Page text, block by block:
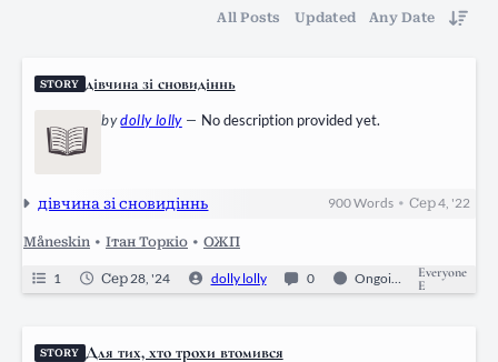
All Posts Updated Any Date
STORY дівчина зі сновидіннь
bydolly lolly— No description provided yet.
дівчина зі сновидіннь 900Words •Сер 4, '22
Måneskin • Ітан Торкіо • ОЖП
1 Сер 28, '24 dolly lolly 0 Ongoing
Everyone
E
STORY Для тих, хто трохи втомився